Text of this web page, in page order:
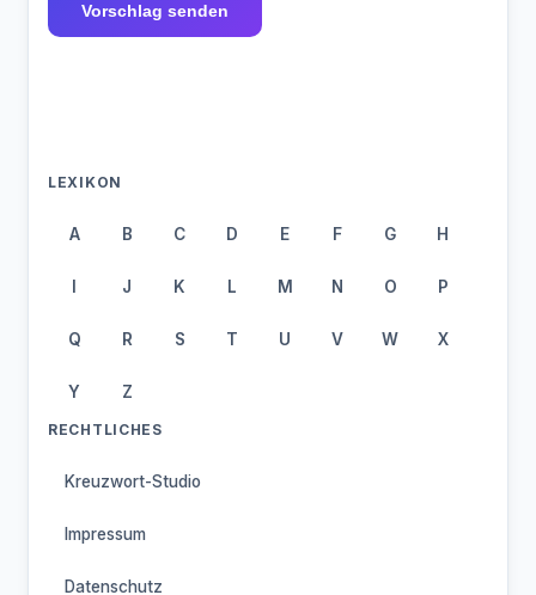
Vorschlag senden
LEXIKON
A B C D E F G H
I J K L M N O P
Q R S T U V W X
Y Z
RECHTLICHES
Kreuzwort-Studio
Impressum
Datenschutz